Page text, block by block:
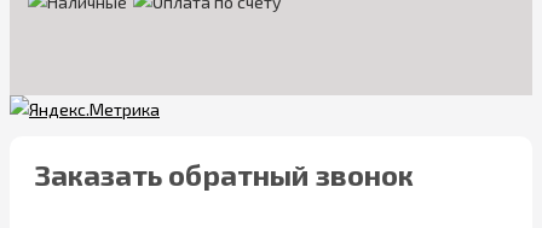
Заказать обратный звонок